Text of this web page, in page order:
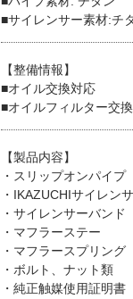
■サイレンサー素材:チ
【整備情報】
■オイル交換対応
■オイルフィルター交
【製品内容】
・スリップオンパイプ
・IKAZUCHIサイレン
・サイレンサーバンド
・マフラーステー
・マフラースプリング
・ボルト、ナット類
・純正触媒使用証明書